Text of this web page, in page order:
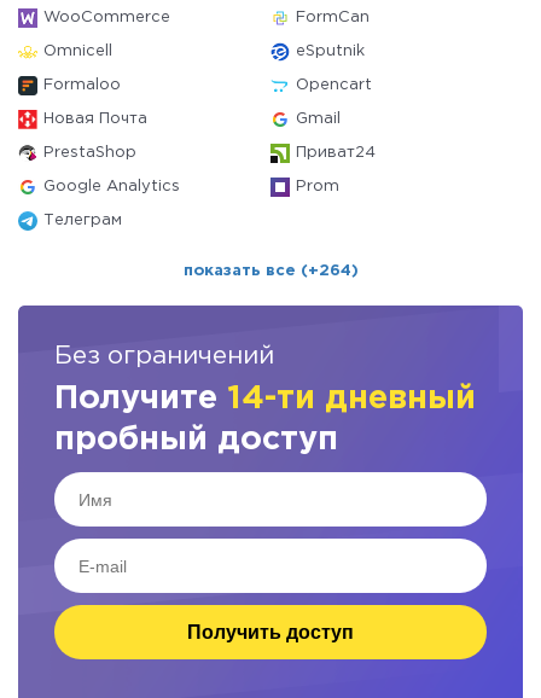
WooCommerce FormCan
Omnicell eSputnik
Formaloo Opencart
Новая Почта Gmail
PrestaShop Приват24
Google Analytics Prom
Телеграм
показать все (+264)
Без ограничений
Получите 14-ти дневный
пробный доступ
Получить доступ